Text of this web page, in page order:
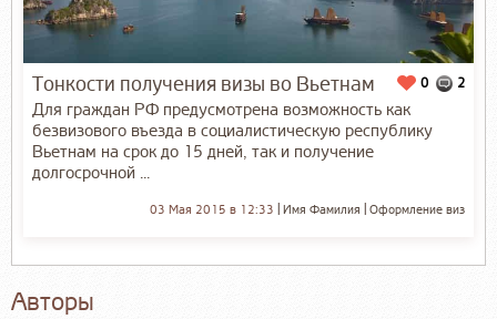
2
0
Тонкости получения визы во Вьетнам
Для граждан РФ предусмотрена возможность как
безвизового въезда в социалистическую республику
Вьетнам на срок до 15 дней, так и получение
долгосрочной ...
Оформление виз
Имя Фамилия
03 Мая 2015 в 12:33
Авторы